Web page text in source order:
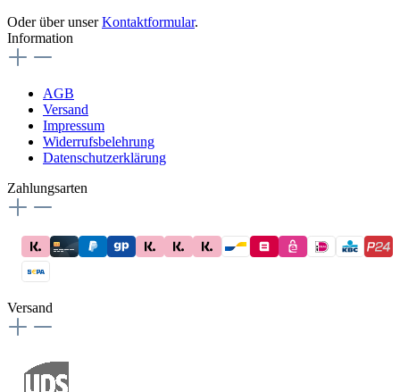
Oder über unserKontaktformular.
Information
AGB
Versand
Impressum
Widerrufsbelehrung
Datenschutzerklärung
Zahlungsarten
Versand